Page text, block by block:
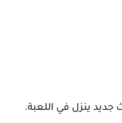
ينزل في اللعبة.